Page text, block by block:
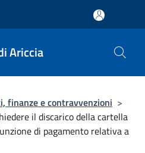
Ariccia
finanze e contravvenzioni >
il discarico della cartella
di pagamento relativa a